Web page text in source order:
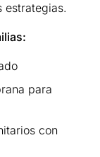
estrategias.
para
con